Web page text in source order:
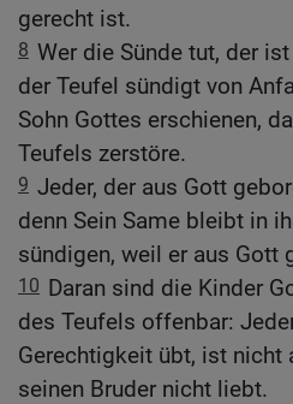
gerecht ist.
8 Wer die Sünde tut, der
der Teufel sündigt von
Sohn Gottes erschienen,
Teufels zerstöre.
9 Jeder, der aus Gott
denn Sein Same bleibt in
sündigen, weil er aus Gott
10 Daran sind die Kinder
des Teufels offenbar:
Gerechtigkeit übt, ist nicht
seinen Bruder nicht liebt.